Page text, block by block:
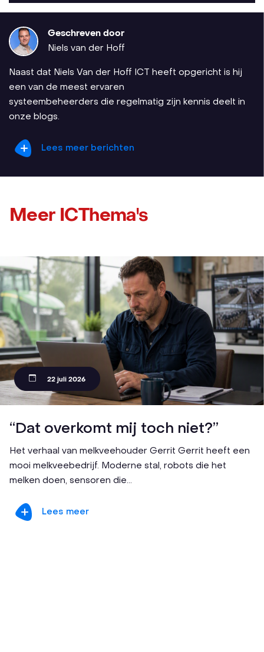
Geschreven door
Niels van der Hoff
Naast dat Niels Van der Hoff ICT heeft opgericht is hij
een van de meest ervaren
systeembeheerders die regelmatig zijn kennis deelt in
onze blogs.
Lees meer berichten
Meer ICThema's
22 juli 2026
“Dat overkomt mij toch niet?”
Het verhaal van melkveehouder Gerrit Gerrit heeft een
mooi melkveebedrijf. Moderne stal, robots die het
melken doen, sensoren die...
Lees meer